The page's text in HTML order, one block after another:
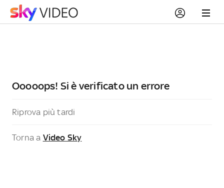
Ooooops! Si è verificato un errore
Riprova più tardi
Torna a Video Sky